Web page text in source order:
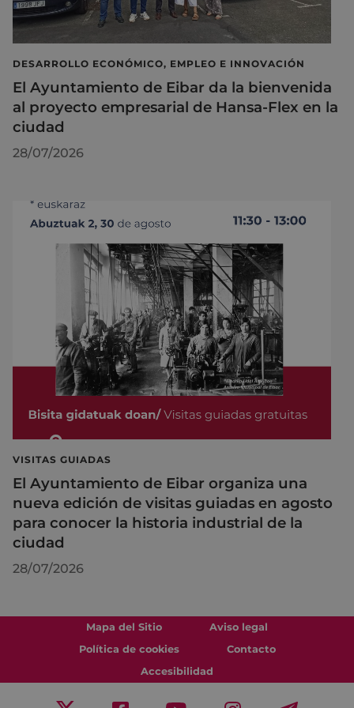
DESARROLLO ECONÓMICO, EMPLEO E INNOVACIÓN
El Ayuntamiento de Eibar da la bienvenida
al proyecto empresarial de Hansa-Flex en la
ciudad
28/07/2026
VISITAS GUIADAS
El Ayuntamiento de Eibar organiza una
nueva edición de visitas guiadas en agosto
para conocer la historia industrial de la
ciudad
28/07/2026
Mapa del Sitio
Aviso legal
Política de cookies
Contacto
Accesibilidad